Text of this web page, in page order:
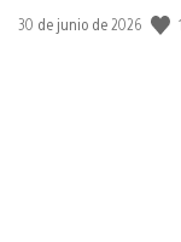
Fecha
30 de junio de 2026